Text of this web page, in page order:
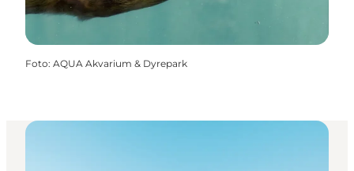
Foto: AQUA Akvarium & Dyrepark